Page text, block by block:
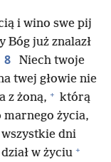
i wino swe pij
Bóg już znalazł
8
Niech twoje
twej głowie nie
z żoną, + którą
marnego życia,
wszystkie dni
w życiu +